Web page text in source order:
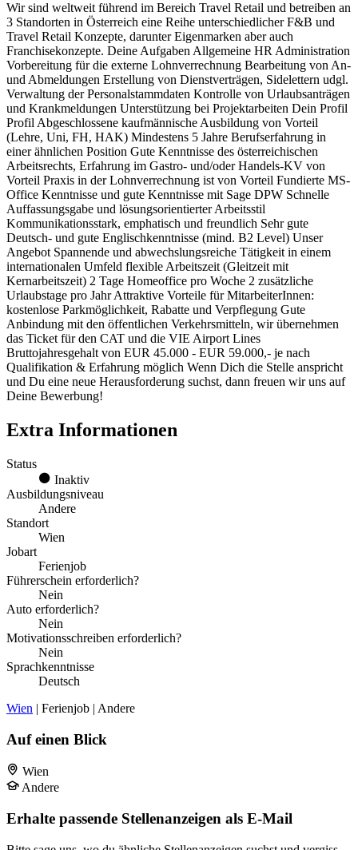
Wir sind weltweit führend im Bereich Travel Retail und betreiben an
3 Standorten in Österreich eine Reihe unterschiedlicher F&B und
Travel Retail Konzepte, darunter Eigenmarken aber auch
Franchisekonzepte. Deine Aufgaben Allgemeine HR Administration
Vorbereitung für die externe Lohnverrechnung Bearbeitung von An-
und Abmeldungen Erstellung von Dienstverträgen, Sidelettern udgl.
Verwaltung der Personalstammdaten Kontrolle von Urlaubsanträgen
und Krankmeldungen Unterstützung bei Projektarbeiten Dein Profil
Profil Abgeschlossene kaufmännische Ausbildung von Vorteil
(Lehre, Uni, FH, HAK) Mindestens 5 Jahre Berufserfahrung in
einer ähnlichen Position Gute Kenntnisse des österreichischen
Arbeitsrechts, Erfahrung im Gastro- und/oder Handels-KV von
Vorteil Praxis in der Lohnverrechnung ist von Vorteil Fundierte MS-
Office Kenntnisse und gute Kenntnisse mit Sage DPW Schnelle
Auffassungsgabe und lösungsorientierter Arbeitsstil
Kommunikationsstark, emphatisch und freundlich Sehr gute
Deutsch- und gute Englischkenntnisse (mind. B2 Level) Unser
Angebot Spannende und abwechslungsreiche Tätigkeit in einem
internationalen Umfeld flexible Arbeitszeit (Gleitzeit mit
Kernarbeitszeit) 2 Tage Homeoffice pro Woche 2 zusätzliche
Urlaubstage pro Jahr Attraktive Vorteile für MitarbeiterInnen:
kostenlose Parkmöglichkeit, Rabatte und Verpflegung Gute
Anbindung mit den öffentlichen Verkehrsmitteln, wir übernehmen
das Ticket für den CAT und die VIE Airport Lines
Bruttojahresgehalt von EUR 45.000 - EUR 59.000,- je nach
Qualifikation & Erfahrung möglich Wenn Dich die Stelle anspricht
und Du eine neue Herausforderung suchst, dann freuen wir uns auf
Deine Bewerbung!
Extra Informationen
Status
Inaktiv
Ausbildungsniveau
Andere
Standort
Wien
Jobart
Ferienjob
Führerschein erforderlich?
Nein
Auto erforderlich?
Nein
Motivationsschreiben erforderlich?
Nein
Sprachkenntnisse
Deutsch
Wien | Ferienjob | Andere
Auf einen Blick
Wien
Andere
Erhalte passende Stellenanzeigen als E-Mail